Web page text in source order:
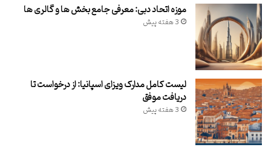
موزه اتحاد دبی: معرفی جامع بخش ها و گالری ها
3 هفته پیش
لیست کامل مدارک ویزای اسپانیا: از درخواست تا
دریافت موفق
3 هفته پیش